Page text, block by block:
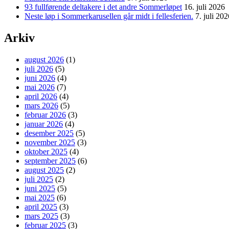
93 fullførende deltakere i det andre Sommerløpet 16. juli 2026
Neste løp i Sommerkarusellen går midt i fellesferien. 7. juli
Arkiv
august 2026 (1)
juli 2026 (5)
juni 2026 (4)
mai 2026 (7)
april 2026 (4)
mars 2026 (5)
februar 2026 (3)
januar 2026 (4)
desember 2025 (5)
november 2025 (3)
oktober 2025 (4)
september 2025 (6)
august 2025 (2)
juli 2025 (2)
juni 2025 (5)
mai 2025 (6)
april 2025 (3)
mars 2025 (3)
februar 2025 (3)